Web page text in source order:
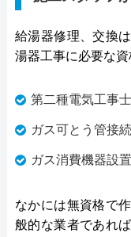
給湯器修理、交換
湯器工事に必要な資
第二種電気工事士
ガス可とう管接
ガス消費機器設
なかには無資格で
般的な業者であれ